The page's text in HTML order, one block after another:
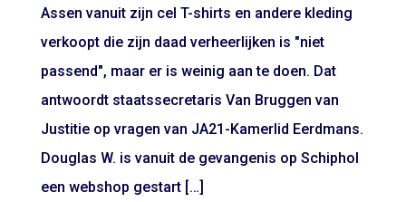
Assen vanuit zijn cel T-shirts en andere kleding
verkoopt die zijn daad verheerlijken is "niet
passend", maar er is weinig aan te doen. Dat
antwoordt staatssecretaris Van Bruggen van
Justitie op vragen van JA21-Kamerlid Eerdmans.
Douglas W. is vanuit de gevangenis op Schiphol
een webshop gestart […]